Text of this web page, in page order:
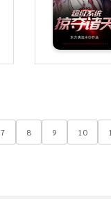
7 8 9 10